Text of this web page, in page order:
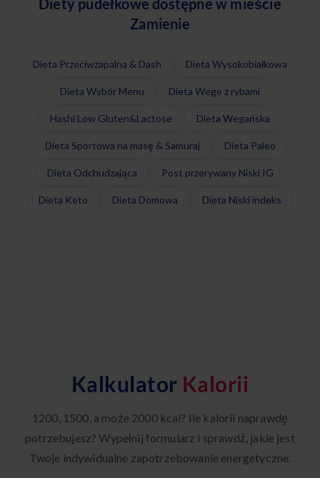
Zamienie
Dieta Przeciwzapalna & Dash Dieta Wysokobiałkowa
Dieta Wybór Menu Dieta Wege z rybami
Hashi Low Gluten&Lactose Dieta Wegańska
Dieta Sportowa na masę & Samuraj Dieta Paleo
Dieta Odchudzająca Post przerywany Niski IG
Dieta Keto Dieta Domowa Dieta Niski indeks
Kalkulator Kalorii
1200, 1500, a może 2000 kcal? Ile kalorii naprawdę
potrzebujesz? Wypełnij formularz i sprawdź, jakie jest
Twoje indywidualne zapotrzebowanie energetyczne.